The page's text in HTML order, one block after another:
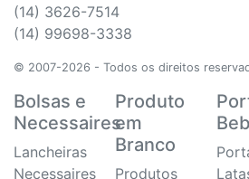
(14) 3626-7514
(14) 99698-3338
© 2007-2026 - Todos os direitos
Bolsas e
Necessaires
Lancheiras
Necessaires
Produto
em
Branco
Produtos